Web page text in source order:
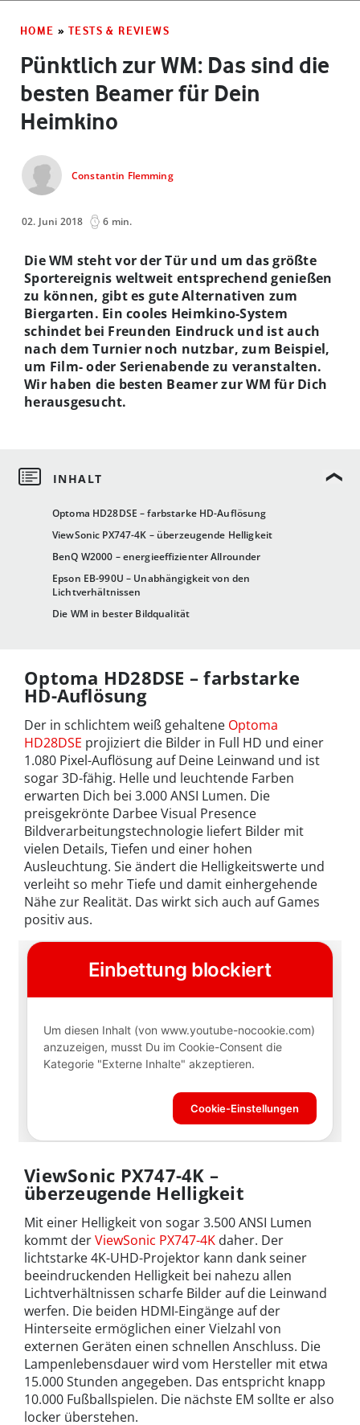
HOME » TESTS & REVIEWS
Pünktlich zur WM: Das sind die
besten Beamer für Dein
Heimkino
Constantin Flemming
02. Juni 2018 6 min.
Optoma HD28DSE – farbstarke HD-Auflösung
ViewSonic PX747-4K – überzeugende Helligkeit
BenQ W2000 – energieeffizienter Allrounder
Epson EB-990U – Unabhängigkeit von den
Lichtverhältnissen
Die WM in bester Bildqualität
Die WM steht vor der Tür und um das größte
Sportereignis weltweit entsprechend genießen
zu können, gibt es gute Alternativen zum
Biergarten. Ein cooles Heimkino-System
schindet bei Freunden Eindruck und ist auch
nach dem Turnier noch nutzbar, zum Beispiel,
um Film- oder Serienabende zu veranstalten.
Wir haben die besten Beamer zur WM für Dich
herausgesucht.
Optoma HD28DSE – farbstarke
HD-Auflösung
Der in schlichtem weiß gehaltene Optoma
HD28DSE projiziert die Bilder in Full HD und einer
1.080 Pixel-Auflösung auf Deine Leinwand und ist
sogar 3D-fähig. Helle und leuchtende Farben
erwarten Dich bei 3.000 ANSI Lumen. Die
preisgekrönte Darbee Visual Presence
Bildverarbeitungstechnologie liefert Bilder mit
vielen Details, Tiefen und einer hohen
Ausleuchtung. Sie ändert die Helligkeitswerte und
verleiht so mehr Tiefe und damit einhergehende
Nähe zur Realität. Das wirkt sich auch auf Games
positiv aus.
ViewSonic PX747-4K –
überzeugende Helligkeit
Mit einer Helligkeit von sogar 3.500 ANSI Lumen
kommt derViewSonic PX747-4K daher. Der
lichtstarke 4K-UHD-Projektor kann dank seiner
beeindruckenden Helligkeit bei nahezu allen
Lichtverhältnissen scharfe Bilder auf die Leinwand
werfen. Die beiden HDMI-Eingänge auf der
Hinterseite ermöglichen einer Vielzahl von
externen Geräten einen schnellen Anschluss. Die
Lampenlebensdauer wird vom Hersteller mit etwa
15.000 Stunden angegeben. Das entspricht knapp
10.000 Fußballspielen. Die nächste EM sollte er also
locker überstehen.